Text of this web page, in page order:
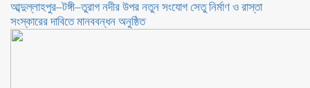
আব্দুল্লাহপুর–টঙ্গী–তুরাগ নদীর উপর নতুন সংযোগ সেতু নির্মাণ ও রাস্তা
সংস্কারের দাবিতে মানববন্ধন অনুষ্ঠিত